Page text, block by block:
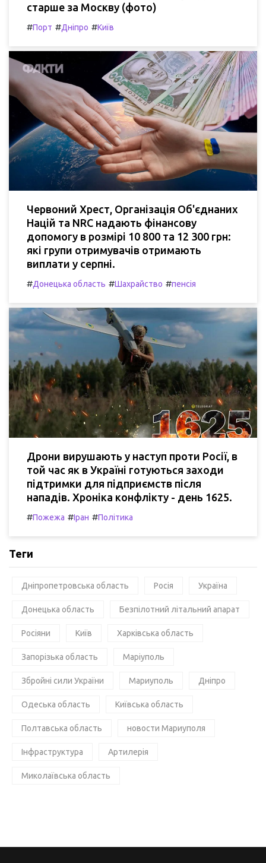
старше за Москву (фото)
#Порт #Дніпро #Київ
Червоний Хрест, Організація Об'єднаних
Націй та NRC надають фінансову
допомогу в розмірі 10 800 та 12 300 грн:
які групи отримувачів отримають
виплати у серпні.
#Донецька область #Шахрайство #пенсія
Дрони вирушають у наступ проти Росії, в
той час як в Україні готуються заходи
підтримки для підприємств після
нападів. Хроніка конфлікту - день 1625.
#Пожежа #Іран #Політика
Теги
Дніпропетровська область Росія Україна
Донецька область Безпілотний літальний апарат
Росіяни Київ Харківська область
Запорізька область Маріуполь
Збройні сили України Мариуполь Дніпро
Одеська область Київська область
Полтавська область новости Мариуполя
Інфраструктура Артилерія
Миколаївська область